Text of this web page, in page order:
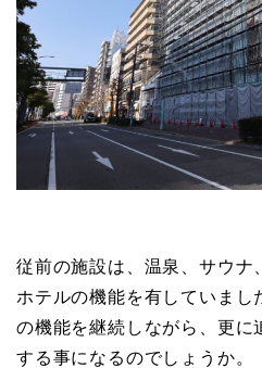
従前の施設は、温泉、サウナ
ホテルの機能を有していまし
の機能を継続しながら、更に
する事になるのでしょうか。